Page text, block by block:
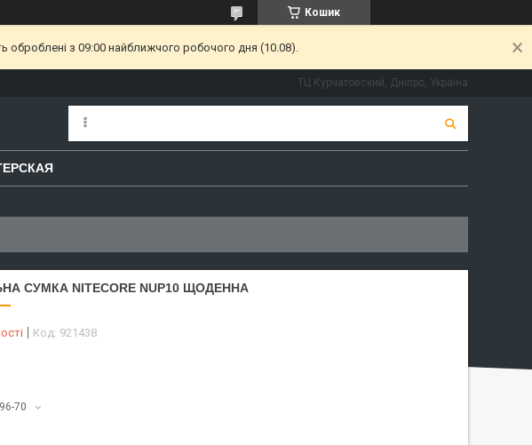
Кошик
оброблені з 09:00 найближчого робочого дня (10.08).
ТЦ Курчатовский, Дніпро, Україна
СУМКА NITECORE NUP10 ЩОДЕННА
Код: 921438
70